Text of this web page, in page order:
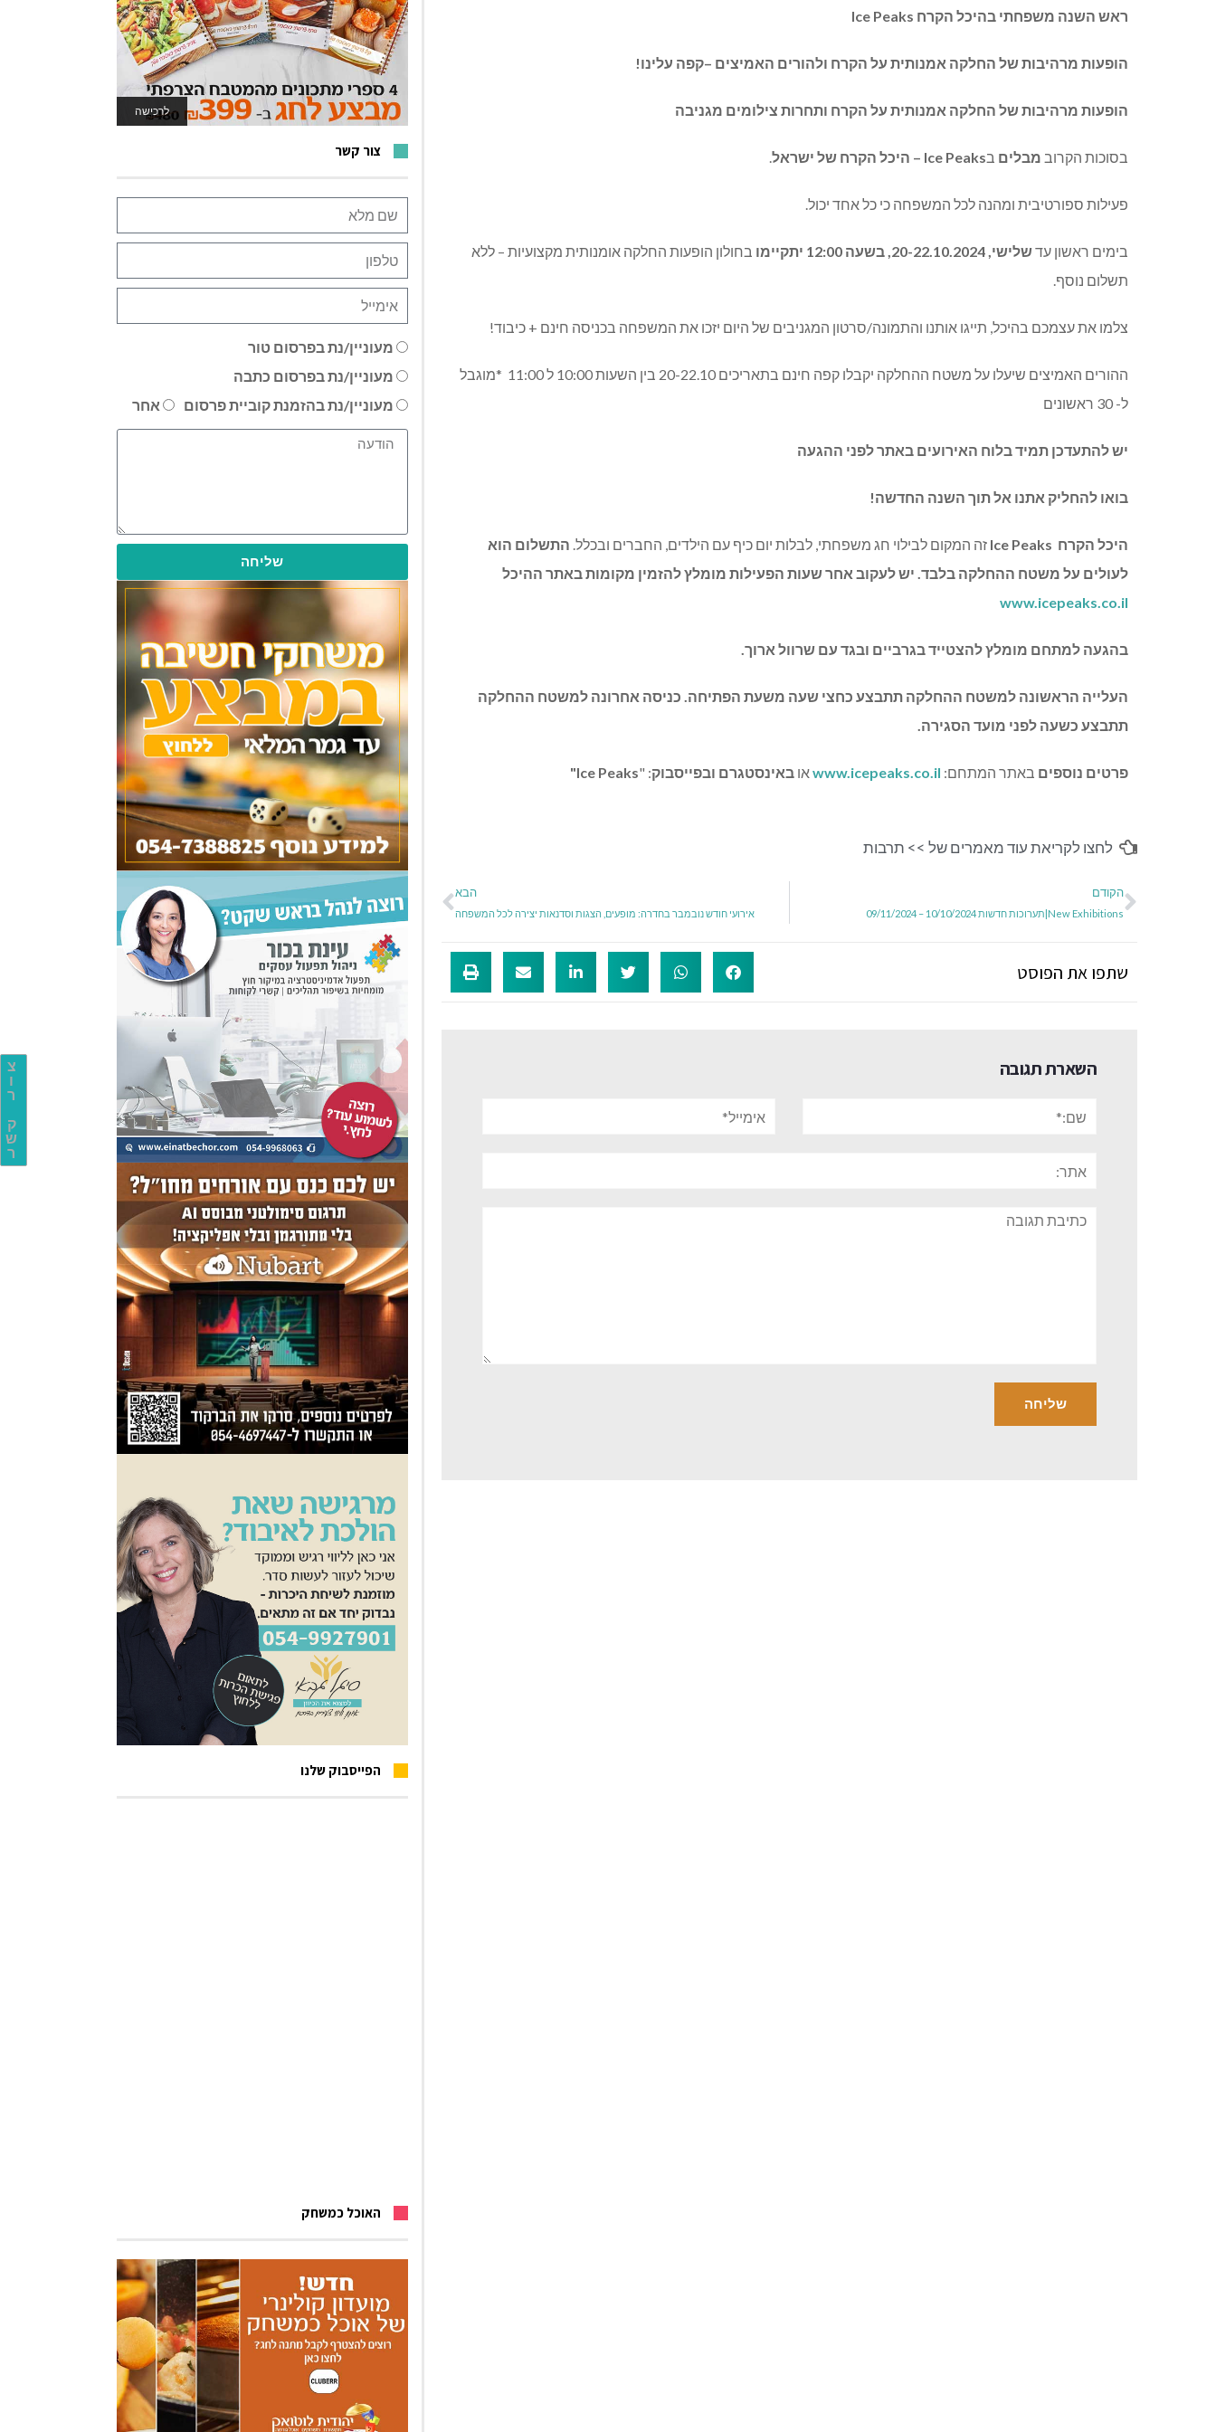
צ
ו
ר
ק
ש
ר
ראש השנה משפחתי בהיכל הקרח
הופעות מרהיבותשל החלקה אמנותית על הקרח ולהורים האמיצים –קפה עלינו!
הופעות מרהיבותשל החלקה אמנותית על הקרח ותחרות צילומים מגניבה
בסוכות הקרוב מבלים בIce Peaks – היכל הקרח של ישראל.
פעילות ספורטיבית ומהנה לכל המשפחה כי כל אחד יכול.
בימים ראשון עדשלישי, 20-22.10.2024, בשעה יתקיימו בחולון הופעות החלקה אומנותית מקצועיות – ללא
תשלום נוסף.
צלמו את עצמכם בהיכל, תייגו אותנו והתמונה/סרטון המגניבים של היום יזכו את המשפחה בכניסה חינם + כיבוד!
ההורים האמיצים שיעלו על משטח ההחלקה יקבלו קפה חינם בתאריכים בין השעות ל11:00
*מוגבל
ל- 30 ראשונים
ישלהתעדכן תמידבלוח האירועים באתרלפני ההגעה
בואו להחליק אתנו אלתוך השנה החדשה!
היכל הקרח Ice Peaks זה המקום לבילוי חג משפחתי, לבלות יום כיף עם הילדים, החברים ובכלל. התשלום הוא
לעולים על משטח ההחלקה בלבד. ישלעקוב אחרשעות הפעילות מומלץלהזמין מקומותבאתר ההיכל
www.icepeaks.co.il
בהגעה למתחם מומלץלהצטיידבגרביים ובגד עם שרוול ארוך.
העלייה הראשונה למשטח ההחלקה תתבצע כחצי שעה משעת הפתיחה. כניסה אחרונה למשטח ההחלקה
תתבצע כשעה לפני מועד הסגירה.
פרטים נוספים באתר המתחם:
www.icepeaks.co.ilאו באינסטגרם ובפייסבוק:
"
Ice Peaks"
לחצו לקריאת עוד מאמרים של >> תרבות
הקודם
New Exhibitions|תערוכות חדשות 10/10/2024 – 09/11/2024
הבא
אירועי חודש נובמבר בחדרה: מופעים, הצגות וסדנאות יצירה לכל המשפחה
שתפו את הפוסט
השארת תגובה
תגובה
לרכישה
לאתר המשחקים
צור קשר
מעוניין/נת בפרסום טור
מעוניין/נת בפרסום כתבה
מעוניין/נת בהזמנת קוביית פרסום
אחר
שליחה
הפייסבוק שלנו
האוכל כמשחק